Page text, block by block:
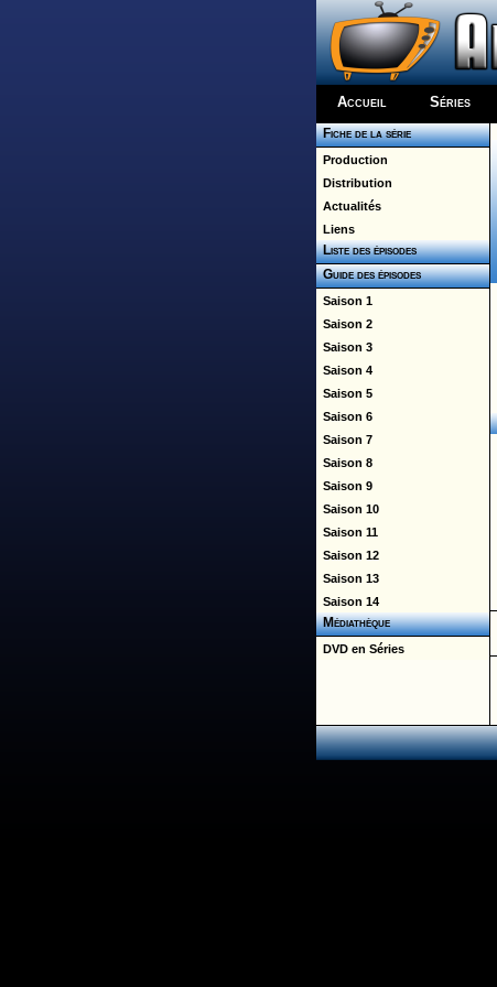
Accueil Séries
Fiche de la série
Production
Distribution
Actualités
Liens
Liste des épisodes
Guide des épisodes
Saison 1
Saison 2
Saison 3
Saison 4
Saison 5
Saison 6
Saison 7
Saison 8
Saison 9
Saison 10
Saison 11
Saison 12
Saison 13
Saison 14
Médiathèque
DVD en Séries